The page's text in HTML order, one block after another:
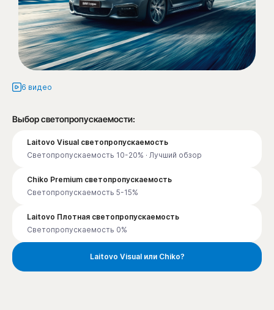
6 видео
Выбор светопропускаемости:
Laitovo Visual светопропускаемость
Светопропускаемость 10-20% · Лучший обзор
Chiko Premium светопропускаемость
Светопропускаемость 5-15%
Laitovo Плотная светопропускаемость
Светопропускаемость 0%
Laitovo Visual или Chiko?